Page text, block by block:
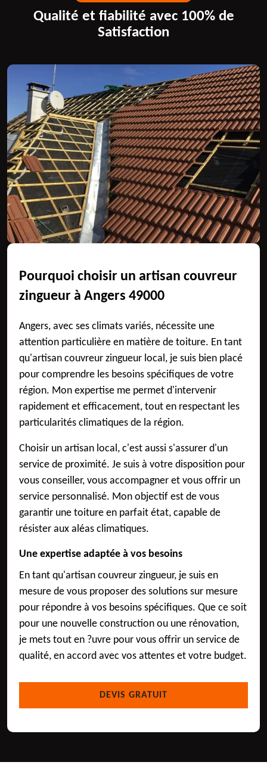
Qualité et fiabilité avec 100% de
Satisfaction
Pourquoi choisir un artisan couvreur
zingueur à Angers 49000
Angers, avec ses climats variés, nécessite une
attention particulière en matière de toiture. En tant
qu'artisan couvreur zingueur local, je suis bien placé
pour comprendre les besoins spécifiques de votre
région. Mon expertise me permet d'intervenir
rapidement et efficacement, tout en respectant les
particularités climatiques de la région.
Choisir un artisan local, c'est aussi s'assurer d'un
service de proximité. Je suis à votre disposition pour
vous conseiller, vous accompagner et vous offrir un
service personnalisé. Mon objectif est de vous
garantir une toiture en parfait état, capable de
résister aux aléas climatiques.
Une expertise adaptée à vos besoins
En tant qu'artisan couvreur zingueur, je suis en
mesure de vous proposer des solutions sur mesure
pour répondre à vos besoins spécifiques. Que ce soit
pour une nouvelle construction ou une rénovation,
je mets tout en ?uvre pour vous offrir un service de
qualité, en accord avec vos attentes et votre budget.
DEVIS GRATUIT